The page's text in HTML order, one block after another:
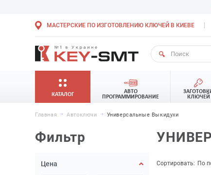
МАСТЕРСКИЕ ПО ИЗГОТОВЛЕНИЮ КЛЮЧЕЙ В КИЕВЕ
КАТАЛОГ
АВТО
ПРОГРАММИРОВАНИЕ
КЛЮЧЕЙ
Главная Автоключи Универсальные Выкидухи
Фильтр
Цена Сортировать: По